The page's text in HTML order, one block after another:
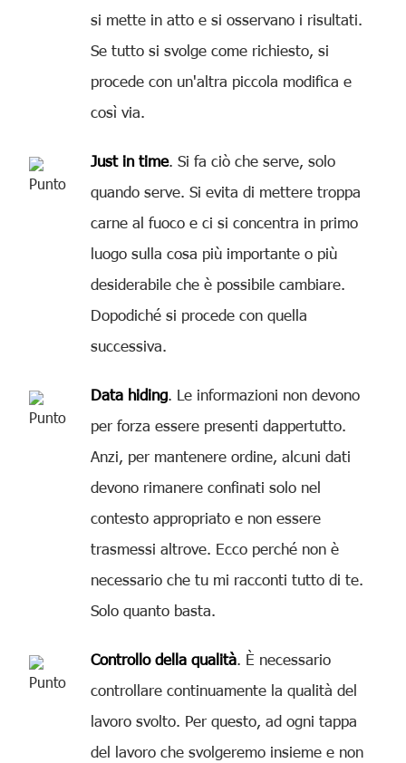
si mette in atto e si osservano i risultati.
Se tutto si svolge come richiesto, si
procede con un'altra piccola modifica e
così via.
Just in time. Si fa ciò che serve, solo
quando serve. Si evita di mettere troppa
carne al fuoco e ci si concentra in primo
luogo sulla cosa più importante o più
desiderabile che è possibile cambiare.
Dopodiché si procede con quella
successiva.
Data hiding. Le informazioni non devono
per forza essere presenti dappertutto.
Anzi, per mantenere ordine, alcuni dati
devono rimanere confinati solo nel
contesto appropriato e non essere
trasmessi altrove. Ecco perché non è
necessario che tu mi racconti tutto di te.
Solo quanto basta.
Controllo della qualità. È necessario
controllare continuamente la qualità del
lavoro svolto. Per questo, ad ogni tappa
del lavoro che svolgeremo insieme e non